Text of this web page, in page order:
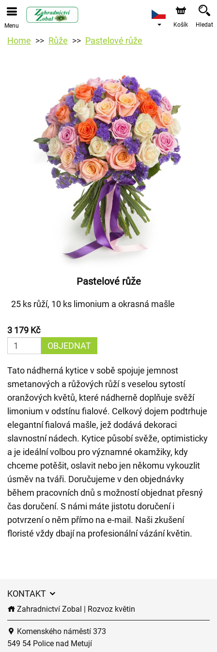
Menu Košík Hledat
Home Růže Pastelové růže
Pastelové růže
25 ks růží, 10 ks limonium a okrasná mašle
3 179 Kč
OBJEDNAT
Tato nádherná kytice v sobě spojuje jemnost
smetanových a růžových růží s veselou sytostí
oranžových květů, které nádherně doplňuje svěží
limonium v odstínu fialové. Celkový dojem podtrhuje
elegantní fialová mašle, jež dodává dekoraci
slavnostní nádech. Kytice působí svěže, optimisticky
a je ideální volbou pro významné okamžiky, kdy
chceme potěšit, oslavit nebo jen někomu vykouzlit
úsměv na tváři. Doručujeme v den objednávky
během pracovních dnů s možností objednat přesný
čas doručení. S námi máte jistotu doručení i
potvrzení o něm přímo na e-mail. Naši zkušení
floristé vždy dbají na profesionální vázání květin.
KONTAKT
Zahradnictví Zobal | Rozvoz květin
Komenského náměstí 373
549 54 Police nad Metují